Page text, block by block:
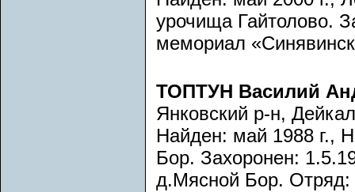
урочища Гайтолово.
мемориал
ТОПТУН Василий
Янковский р-н,
Найден: май 1988 г.,
Бор. Захоронен:
д.Мясной Бор. Отряд: